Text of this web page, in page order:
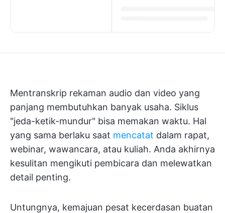
Mentranskrip rekaman audio dan video yang
panjang membutuhkan banyak usaha. Siklus
"jeda-ketik-mundur" bisa memakan waktu. Hal
yang sama berlaku saat mencatat dalam rapat,
webinar, wawancara, atau kuliah. Anda akhirnya
kesulitan mengikuti pembicara dan melewatkan
detail penting.
Untungnya, kemajuan pesat kecerdasan buatan